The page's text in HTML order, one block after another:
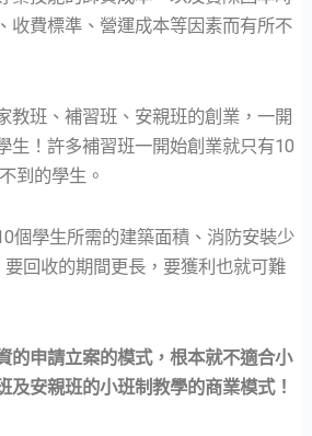
收費標準、營運成本等因素而有所不
教班、補習班、安親班的創業，一開
生！許多補習班一開始創業就只有10
到的學生。
個學生所需的建築面積、消防安裝少
回收的期間更長，要獲利也就可難
的申請立案的模式，根本就不適合小
及安親班的小班制教學的商業模式！